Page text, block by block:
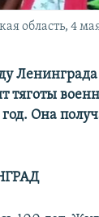
область, 4
Ленинграда
тяготы
Она